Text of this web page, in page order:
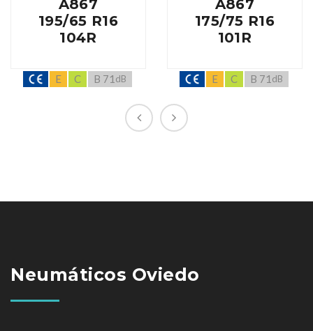
A867
195/65 R16
104R
E C B 71 dB
A867
175/75 R16
101R
E C B 71 dB
Neumáticos Oviedo